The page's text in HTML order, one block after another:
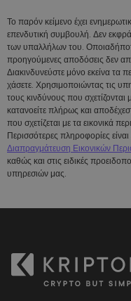
Το παρόν κείμενο έχει
επενδυτική συμβουλή. Δεν
των υπαλλήλων του.
προηγούμενες αποδόσεις δεν
Διακινδυνεύστε μόνο εκείνα τα
χάσετε. Χρησιμοποιώντας τις
τους κινδύνους που
κατανοείτε πλήρως και
που σχετίζεται με τα εικονικά
Περισσότερες πληροφορίες
Διαπραγμάτευση Εικονικών
καθώς και στις ειδικές
υπηρεσιών μας.